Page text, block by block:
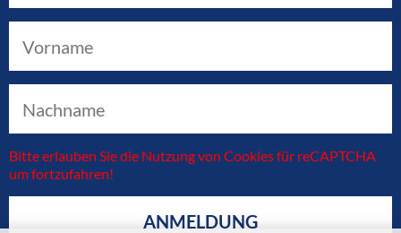
Bitte erlauben Sie die Nutzung von Cookies für reCAPTCHA
um fortzufahren!